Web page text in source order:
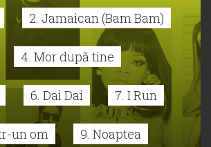
2. Jamaican (Bam Bam)
4. Mor după tine
6. Dai Dai 7. I Run
un om 9. Noaptea